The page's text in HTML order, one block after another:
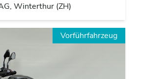
Winterthur (ZH)
Vorführfahrzeug